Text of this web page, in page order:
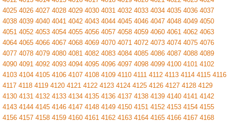
4025 4026 4027 4028 4029 4030 4031 4032 4033 4034 4035 4036 4037
4038 4039 4040 4041 4042 4043 4044 4045 4046 4047 4048 4049 4050
4051 4052 4053 4054 4055 4056 4057 4058 4059 4060 4061 4062 4063
4064 4065 4066 4067 4068 4069 4070 4071 4072 4073 4074 4075 4076
4077 4078 4079 4080 4081 4082 4083 4084 4085 4086 4087 4088 4089
4090 4091 4092 4093 4094 4095 4096 4097 4098 4099 4100 4101 4102
4103 4104 4105 4106 4107 4108 4109 4110 4111 4112 4113 4114 4115 4116
4117 4118 4119 4120 4121 4122 4123 4124 4125 4126 4127 4128 4129
4130 4131 4132 4133 4134 4135 4136 4137 4138 4139 4140 4141 4142
4143 4144 4145 4146 4147 4148 4149 4150 4151 4152 4153 4154 4155
4156 4157 4158 4159 4160 4161 4162 4163 4164 4165 4166 4167 4168